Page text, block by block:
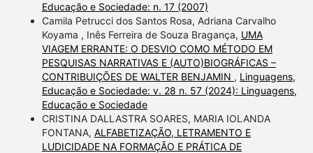
Educação e Sociedade: n. 17 (2007)
Camila Petrucci dos Santos Rosa, Adriana Carvalho
Koyama , Inês Ferreira de Souza Bragança, UMA
VIAGEM ERRANTE: O DESVIO COMO MÉTODO EM
PESQUISAS NARRATIVAS E (AUTO)BIOGRÁFICAS –
CONTRIBUIÇÕES DE WALTER BENJAMIN , Linguagens,
Educação e Sociedade: v. 28 n. 57 (2024): Linguagens,
Educação e Sociedade
CRISTINA DALLASTRA SOARES, MARIA IOLANDA
FONTANA, ALFABETIZAÇÃO, LETRAMENTO E
LUDICIDADE NA FORMAÇÃO E PRÁTICA DE